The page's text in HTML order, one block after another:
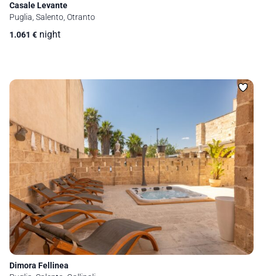
Casale Levante
Puglia, Salento, Otranto
1.061 € night
Dimora Fellinea